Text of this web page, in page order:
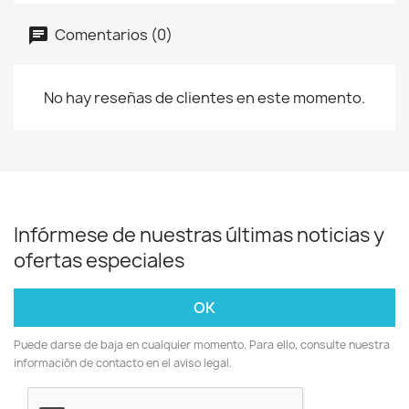
Comentarios (0)
No hay reseñas de clientes en este momento.
Infórmese de nuestras últimas noticias y
ofertas especiales
Puede darse de baja en cualquier momento. Para ello, consulte nuestra
información de contacto en el aviso legal.